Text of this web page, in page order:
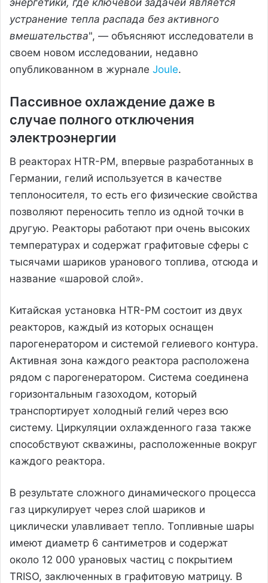
устранение тепла распада без активного
вмешательства", — объясняют исследователи в
своем новом исследовании, недавно
опубликованном в журнале Joule.
Пассивное охлаждение даже в
случае полного отключения
электроэнергии
В реакторах HTR-PM, впервые разработанных в
Германии, гелий используется в качестве
теплоносителя, то есть его физические свойства
позволяют переносить тепло из одной точки в
другую. Реакторы работают при очень высоких
температурах и содержат графитовые сферы с
тысячами шариков уранового топлива, отсюда и
название «шаровой слой».
Китайская установка HTR-PM состоит из двух
реакторов, каждый из которых оснащен
парогенератором и системой гелиевого контура.
Активная зона каждого реактора расположена
рядом с парогенератором. Система соединена
горизонтальным газоходом, который
транспортирует холодный гелий через всю
систему. Циркуляции охлажденного газа также
способствуют скважины, расположенные вокруг
каждого реактора.
В результате сложного динамического процесса
газ циркулирует через слой шариков и
циклически улавливает тепло. Топливные шары
имеют диаметр 6 сантиметров и содержат
около 12 000 урановых частиц с покрытием
TRISO, заключенных в графитовую матрицу. В